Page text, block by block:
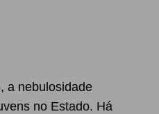
a nebulosidade
no Estado. Há